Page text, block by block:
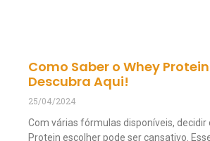
Como Saber o Whey
Descubra Aqui!
25/04/2024
Com várias fórmulas disponíveis, decidir
Protein escolher pode ser cansativo.